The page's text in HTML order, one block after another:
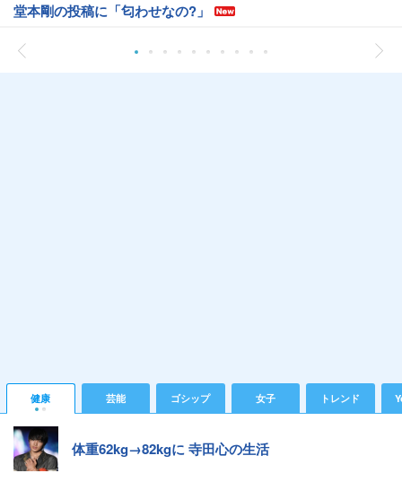
堂本剛の投稿に「匂わせなの?」
健康 芸能 ゴシップ 女子 トレンド
体重62kg→82kgに 寺田心の生活